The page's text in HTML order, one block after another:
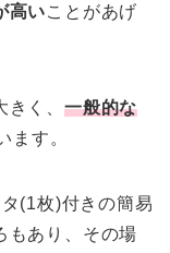
高いことがあげ
く、 一般的な
ます。
(1枚)付きの簡易
もあり、その場